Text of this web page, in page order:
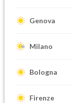
Genova
Milano
Bologna
Firenze